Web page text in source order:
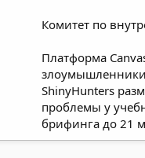
Комитет по
Платформа
злоумышленники
ShinyHunters
проблемы у
брифинга до 21